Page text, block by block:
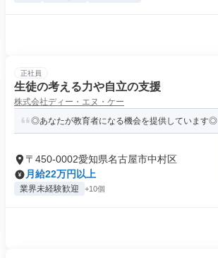
正社員
生徒の考える力や自立の支援
株式会社ディー・エヌ・ケー
◎あなたが教育者になる機会を提供しています◎
〒450-0002愛知県名古屋市中村区
月給22万円以上
業界未経験歓迎 +10個